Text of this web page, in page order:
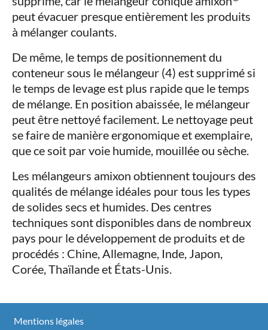
peut évacuer presque entièrement les produits
à mélanger coulants.
De même, le temps de positionnement du
conteneur sous le mélangeur (4) est supprimé si
le temps de levage est plus rapide que le temps
de mélange. En position abaissée, le mélangeur
peut être nettoyé facilement. Le nettoyage peut
se faire de manière ergonomique et exemplaire,
que ce soit par voie humide, mouillée ou sèche.
Les mélangeurs amixon obtiennent toujours des
qualités de mélange idéales pour tous les types
de solides secs et humides. Des centres
techniques sont disponibles dans de nombreux
pays pour le développement de produits et de
procédés : Chine, Allemagne, Inde, Japon,
Corée, Thaïlande et États-Unis.
Mentions légales